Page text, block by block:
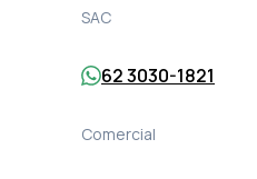
SAC
62 3030-1821
Comercial